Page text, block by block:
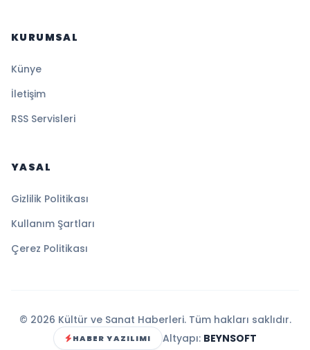
KURUMSAL
Künye
İletişim
RSS Servisleri
YASAL
Gizlilik Politikası
Kullanım Şartları
Çerez Politikası
© 2026 Kültür ve Sanat Haberleri. Tüm hakları saklıdır.
HABER YAZILIMI Altyapı: BEYNSOFT